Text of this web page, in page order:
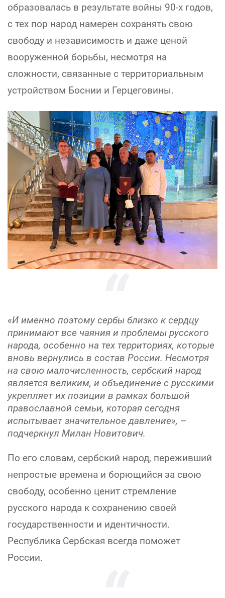
образовалась в результате войны 90-х годов,
с тех пор народ намерен сохранять свою
свободу и независимость и даже ценой
вооруженной борьбы, несмотря на
сложности, связанные с территориальным
устройством Боснии и Герцеговины.
«И именно поэтому сербы близко к сердцу
принимают все чаяния и проблемы русского
народа, особенно на тех территориях, которые
вновь вернулись в состав России. Несмотря
на свою малочисленность, сербский народ
является великим, и объединение с русскими
укрепляет их позиции в рамках большой
православной семьи, которая сегодня
испытывает значительное давление», –
подчеркнул Милан Новитович.
По его словам, сербский народ, переживший
непростые времена и борющийся за свою
свободу, особенно ценит стремление
русского народа к сохранению своей
государственности и идентичности.
Республика Сербская всегда поможет
России.